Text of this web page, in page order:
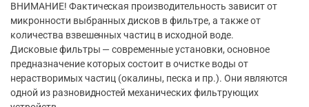
ВНИМАНИЕ! Фактическая производительность зависит от
микронности выбранных дисков в фильтре, а также от
количества взвешенных частиц в исходной воде.
Дисковые фильтры — современные установки, основное
предназначение которых состоит в очистке воды от
нерастворимых частиц (окалины, песка и пр.). Они являются
одной из разновидностей механических фильтрующих